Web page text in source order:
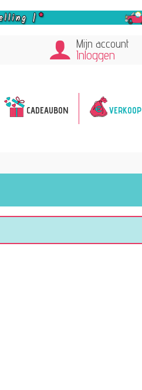
Mijn account
Inloggen
CADEAUBON VERKOOP